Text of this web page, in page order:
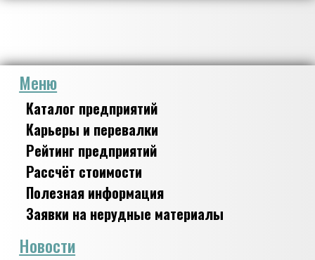
Меню
Каталог предприятий
Карьеры и перевалки
Рейтинг предприятий
Рассчёт стоимости
Полезная информация
Заявки на нерудные материалы
Новости